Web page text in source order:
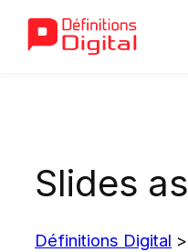
Slides
Définitions Digital >